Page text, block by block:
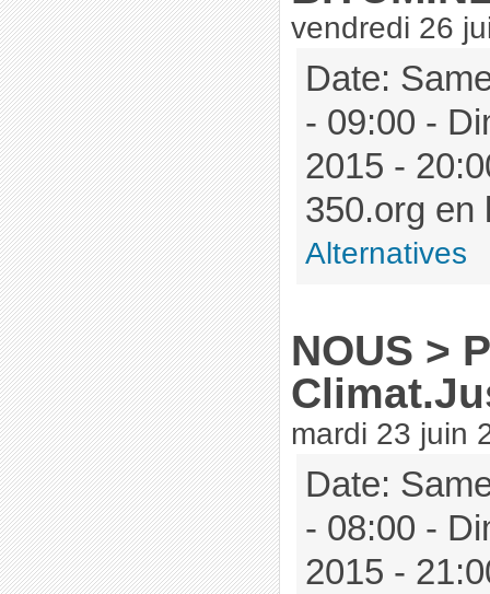
vendredi 26
Date:
- 09:00 -
2015 -
350.org en
Alternatives
NOUS >
mardi 23 juin
Date:
- 08:00 -
2015 -